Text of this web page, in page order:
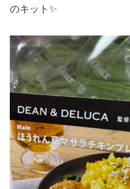
のキット✨